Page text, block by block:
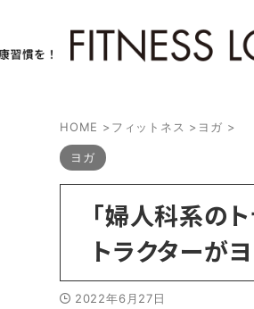
HOME >フィットネス > ヨガ >
ヨガ
「婦人科系の
トラクターが
2022年6月27日